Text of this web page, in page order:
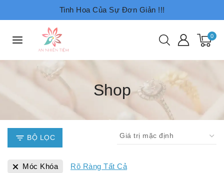
Tinh Hoa Của Sự Đơn Giản !!!
0
Shop
BỘ LỌC
Móc Khóa Rõ Ràng Tất Cả